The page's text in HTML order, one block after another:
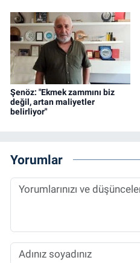
Şenöz: "Ekmek zammını biz
değil, artan maliyetler
belirliyor"
Yorumlar